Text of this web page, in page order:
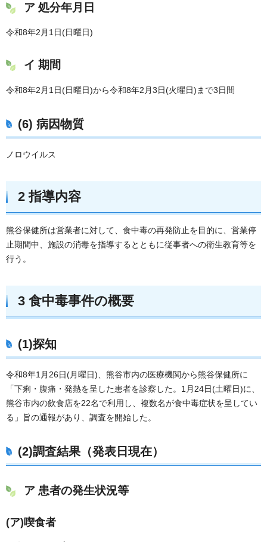
ア 処分年月日
令和8年2月1日(日曜日)
イ 期間
令和8年2月1日(日曜日)から令和8年2月3日(火曜日)まで3日間
(6) 病因物質
ノロウイルス
2 指導内容
熊谷保健所は営業者に対して、食中毒の再発防止を目的に、営業停
止期間中、施設の消毒を指導するとともに従事者への衛生教育等を
行う。
3 食中毒事件の概要
(1)探知
令和8年1月26日(月曜日)、熊谷市内の医療機関から熊谷保健所に
「下痢・腹痛・発熱を呈した患者を診察した。1月24日(土曜日)に、
熊谷市内の飲食店を22名で利用し、複数名が食中毒症状を呈してい
る」旨の通報があり、調査を開始した。
(2)調査結果（発表日現在）
ア 患者の発生状況等
(ア)喫食者